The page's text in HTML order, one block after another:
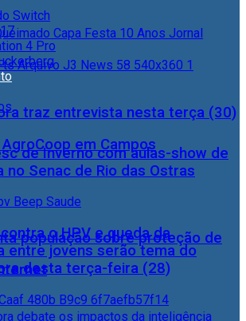
traz entrevista nesta terça (30)
em Campos
população sobre proteção de
Switch
4 Pro
de Inverno com aulas-show de
no Senac de Rio das Ostras
o HPV e queda da
entre jovens serão tema do
desta terça-feira (28)